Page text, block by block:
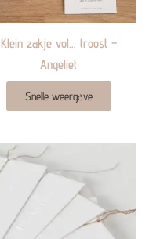
Klein zakje vol… troost –
Angeliet
Snelle weergave